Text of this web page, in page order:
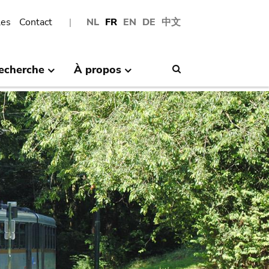
NL FR EN DE 中文
Contact
À propos